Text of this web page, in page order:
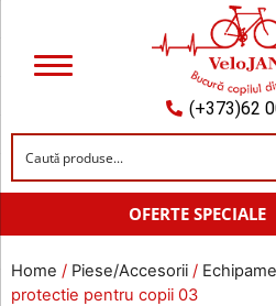
(+373)62
OFERTE SPECIALE
Home / Piese/Accesorii /
protectie pentru copii 03